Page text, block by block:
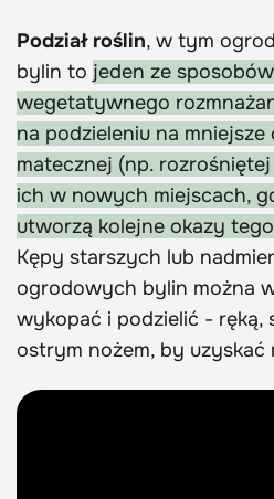
Podział roślin, w tym
bylin to jeden ze
wegetatywnego
na podzieleniu na mniejsze
matecznej (np.
ich w nowych miejscach,
utworzą kolejne okazy
Kępy starszych lub
ogrodowych bylin można
wykopać i podzielić - ręką,
ostrym nożem, by uzyskać